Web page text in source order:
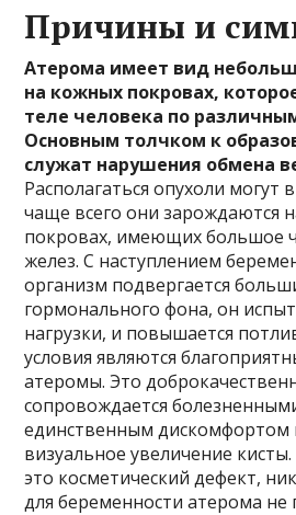
Причины и
Атерома имеет вид
на кожных покровах,
теле человека по
Основным толчком к
служат нарушения обмена
Располагаться опухоли могут
чаще всего они зарождаются
покровах, имеющих большое
желез. С наступлением
организм подвергается
гормонального фона, он
нагрузки, и повышается
условия являются
атеромы. Это
сопровождается
единственным
визуальное увеличение
это косметический дефект,
для беременности атерома не